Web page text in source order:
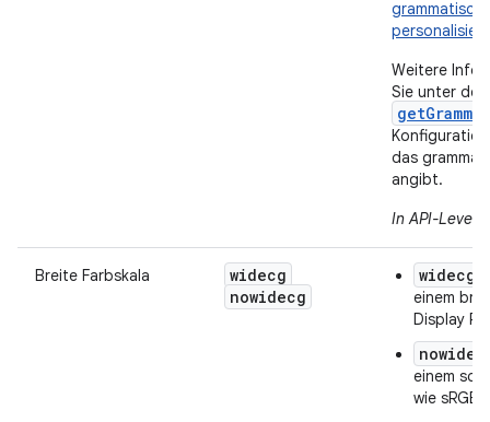
Weitere
Sie unter der
das
angibt.
In API-Level
Breite Farbskala
widecg
nowidecg
widecg
einem
Display
einem
wie sRGB